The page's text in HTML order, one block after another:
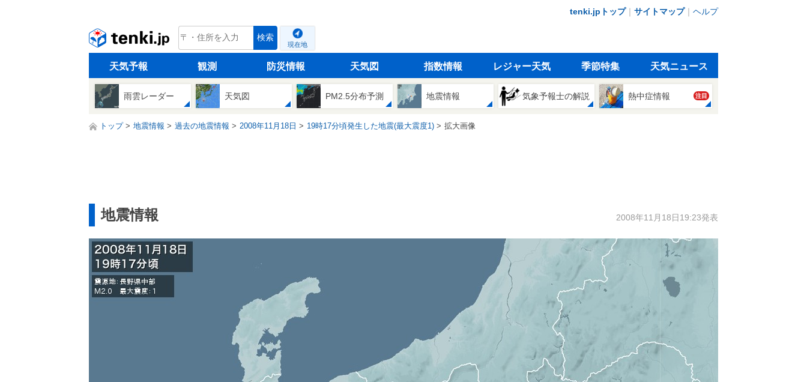
tenki.jpトップ｜ サイトマップ｜ ヘルプ
tenki.jp 検索
現在地
天気予報 観測 防災情報 天気図 指数情報 レジャー天気 季節特集 天気ニュース
雨雲レーダー 天気図 PM2.5分布予測 地震情報 気象予報士の解説 熱中症情報 注目
トップ 地震情報 過去の地震情報 2008年11月18日 19時17分頃発生した地震(最大震度1) 拡大画像
地震情報 2008年11月18日19:23発表